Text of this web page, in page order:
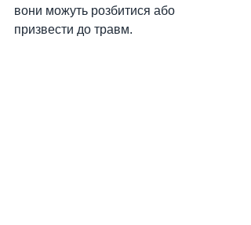
вони можуть розбитися або
призвести до травм.